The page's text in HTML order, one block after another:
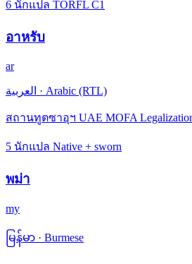
6 นักแปล TORFL C1
อาหรับ
ar
العربية · Arabic (RTL)
สถานทูตซาอุฯ UAE MOFA
5 นักแปล Native + sworn
พม่า
my
မြန်မာ · Burmese